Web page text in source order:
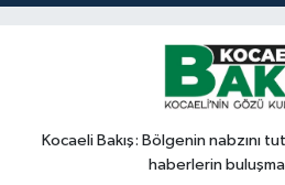
Kocaeli Bakış: Bölgenin nabzını
haberlerin